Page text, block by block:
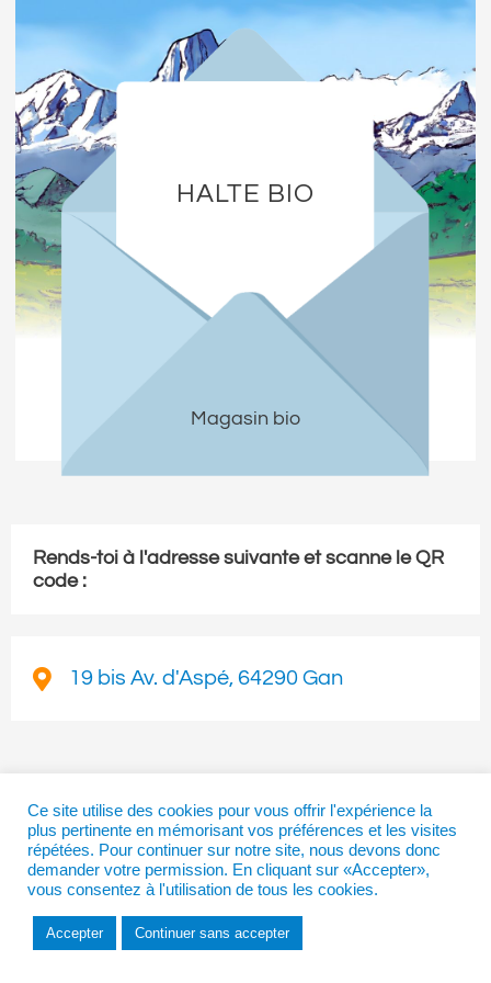
HALTE BIO
Magasin bio
Rends-toi à l'adresse suivante et scanne le QR
code :
19 bis Av. d'Aspé, 64290 Gan
Ce site utilise des cookies pour vous offrir l'expérience la
plus pertinente en mémorisant vos préférences et les visites
répétées. Pour continuer sur notre site, nous devons donc
demander votre permission. En cliquant sur «Accepter»,
vous consentez à l'utilisation de tous les cookies.
Accepter Continuer sans accepter